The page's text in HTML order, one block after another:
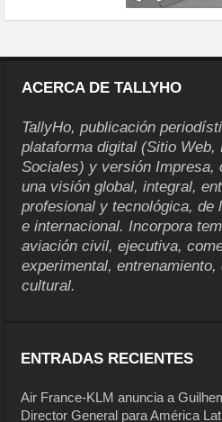
ACERCA DE TALLYHO
TallyHo, publicación
plataforma digital (Sitio Web,
Sociales) y versión Impresa,
una visión global, integral,
profesional y tecnológica, de
e internacional. Incorpora
aviación civil, ejecutiva,
experimental,
cultural.
ENTRADAS RECIENTES
Air France-KLM anuncia a
Director General para América